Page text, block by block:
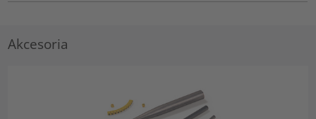
Akcesoria